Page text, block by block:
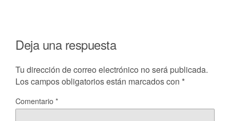
Deja una respuesta
Tu dirección de correo electrónico no será publicada.
Los campos obligatorios están marcados con *
Comentario*